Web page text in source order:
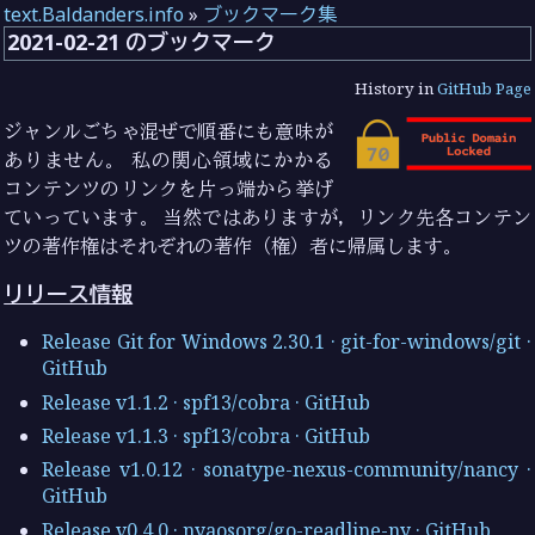
text.Baldanders.info » ブックマーク集
2021-02-21 のブックマーク
History inGitHub Page
ジャンルごちゃ混ぜで順番にも意味が
ありません。 私の関心領域にかかる
コンテンツのリンクを片っ端から挙げ
ていっています。 当然ではありますが，リンク先各コンテン
ツの著作権はそれぞれの著作（権）者に帰属します。
リリース情報
Release Git for Windows 2.30.1 · git-for-windows/git ·
GitHub
Release v1.1.2 · spf13/cobra · GitHub
Release v1.1.3 · spf13/cobra · GitHub
Release v1.0.12 · sonatype-nexus-community/nancy ·
GitHub